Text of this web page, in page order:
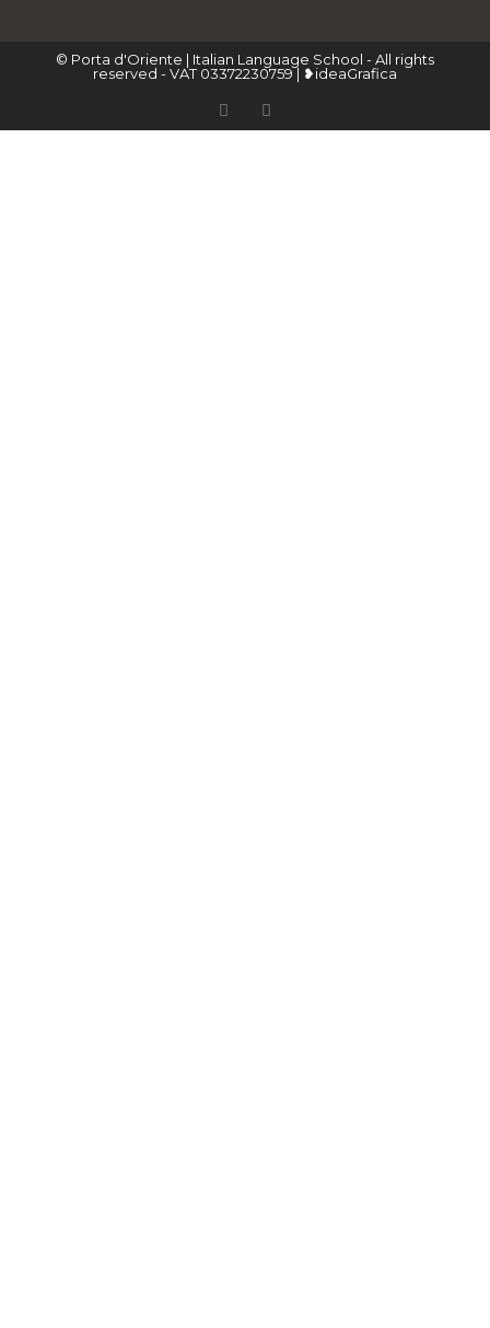
© Porta d'Oriente | Italian Language School - All rights
reserved - VAT 03372230759 | ❥ideaGrafica